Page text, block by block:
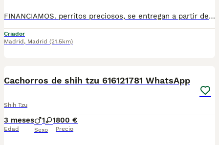
FINANCIAMOS. perritos preciosos, se entregan a partir de 2 meses y medio de edad, con mínimo 2 vacunas y 2 desparasitaciones. Se entregan con garantía vírica y genética. Con el microchip, su cartilla oficial, contrato de compra y factura. Compra responsablemente en un criador especializado, oficial y homologado con núcleo zoológico. Llámanos para más información. Los precios varían en función de la raza, edad, color y línea del cachorros
Criador
Madrid , Madrid (21.5km)
Cachorros de shih tzu 616121781 WhatsApp
Shih Tzu
3 meses
Edad
1 1
Sexo
800 €
Precio